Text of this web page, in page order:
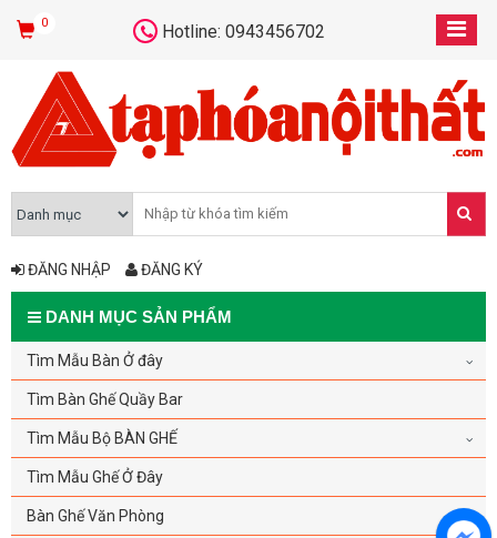
0 Hotline: 0943456702
ĐĂNG NHẬP ĐĂNG KÝ
DANH MỤC SẢN PHẨM
Tìm Mẫu Bàn Ở đây
Tìm Bàn Ghế Quầy Bar
Tìm Mẫu Bộ BÀN GHẾ
Tìm Mẫu Ghế Ở Đây
Bàn Ghế Văn Phòng